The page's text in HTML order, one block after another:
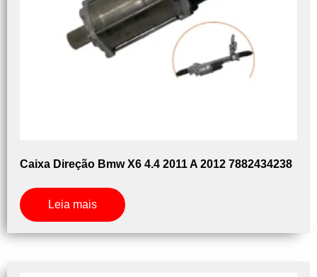
Caixa Direção Bmw X6 4.4 2011 A 2012 7882434238
Leia mais